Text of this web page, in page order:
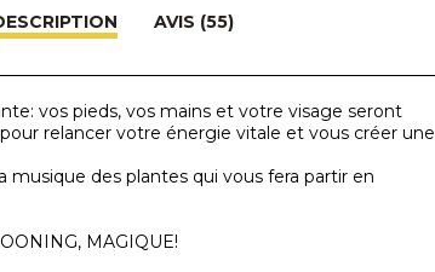
AVIS (55)
vos pieds, vos mains et votre visage seront
relancer votre énergie vitale et vous créer une
des plantes qui vous fera partir en
MAGIQUE!